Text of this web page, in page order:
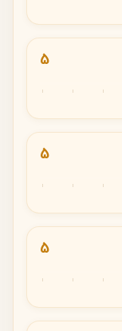
5
5
5